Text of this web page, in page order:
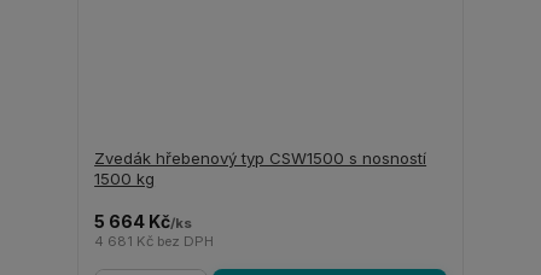
Zvedák hřebenový typ CSW1500 s nosností
1500 kg
5 664 Kč/ks
4 681 Kč bez DPH